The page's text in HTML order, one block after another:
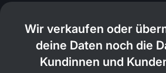
Wir verkaufen oder
deine Daten noch die
Kundinnen und